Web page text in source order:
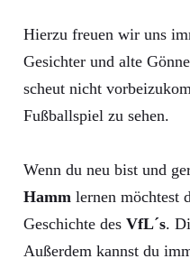
Hierzu freuen wir uns
Gesichter und alte
scheut nicht
Fußballspiel zu sehen.
Wenn du neu bist und
Hamm lernen möchtest
Geschichte des VfL´s.
Außerdem kannst du